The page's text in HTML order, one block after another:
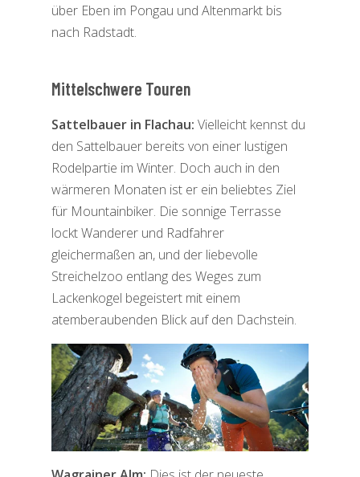
über Eben im Pongau und Altenmarkt bis
nach Radstadt.
Mittelschwere Touren
Sattelbauer in Flachau: Vielleicht kennst du
den Sattelbauer bereits von einer lustigen
Rodelpartie im Winter. Doch auch in den
wärmeren Monaten ist er ein beliebtes Ziel
für Mountainbiker. Die sonnige Terrasse
lockt Wanderer und Radfahrer
gleichermaßen an, und der liebevolle
Streichelzoo entlang des Weges zum
Lackenkogel begeistert mit einem
atemberaubenden Blick auf den Dachstein.